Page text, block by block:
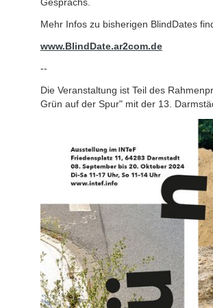
Mehr Infos zu bisherigen BlindDates
www.BlindDate.ar2com.de
--
Die Veranstaltung ist Teil des
Grün auf der Spur" mit der 13.